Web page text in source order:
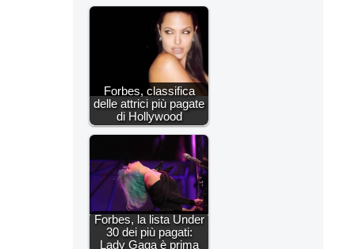
Forbes, classifica
delle attrici più pagate
di Hollywood
Forbes, la lista Under
30 dei più pagati:
Lady Gaga è prima